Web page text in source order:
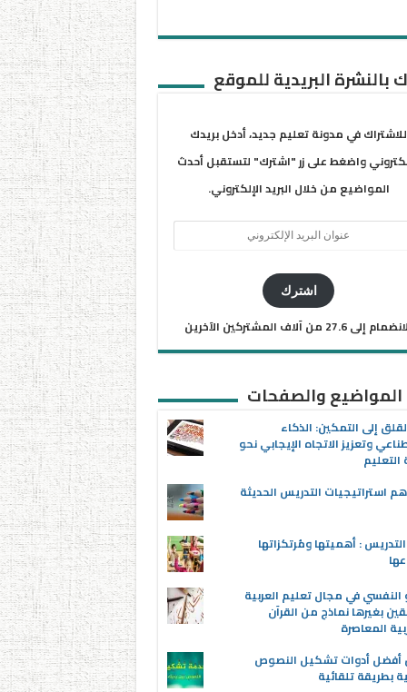
بالنشرة البريدية للموقع
للاشتراك في مدونة تعليم جديد، أدخل بريدك
واضغط على زر "اشترك" لتستقبل أحدث
المواضيع من خلال البريد الإلكتروني.
اشترك
إلى 27.6 من آلاف المشتركين الآخرين
المواضيع والصفحات
إلى التمكين: الذكاء
وتعزيز الاتجاه الإيجابي نحو
استراتيجيات التدريس الحديثة
: أهميتها ومُرتكزاتها
النفسي في مجال تعليم العربية
بغيرها نماذج من القرآن
المعاصرة
أفضل أدوات تشكيل النصوص
بطريقة تلقائية